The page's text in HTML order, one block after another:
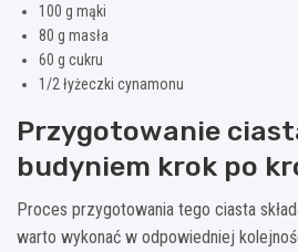
100 g mąki
80 g masła
60 g cukru
1/2 łyżeczki cynamonu
Przygotowanie
budyniem krok po
Proces przygotowania tego ciasta
warto wykonać w odpowiedniej